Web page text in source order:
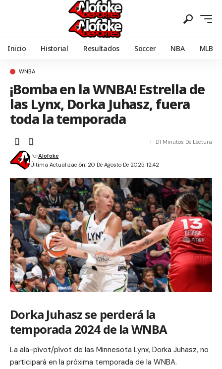
Inicio Historial Resultados Soccer NBA MLB
WNBA
¡Bomba en la WNBA! Estrella de
las Lynx, Dorka Juhasz, fuera
toda la temporada
Última Actualización: 20 De Agosto De 2025 12:42
PorAlofoke
1 Minutos De Lectura
Dorka Juhasz se perderá la
temporada 2024 de la WNBA
La ala-pívot/pívot de las Minnesota Lynx, Dorka Juhasz, no
participará en la próxima temporada de la WNBA.